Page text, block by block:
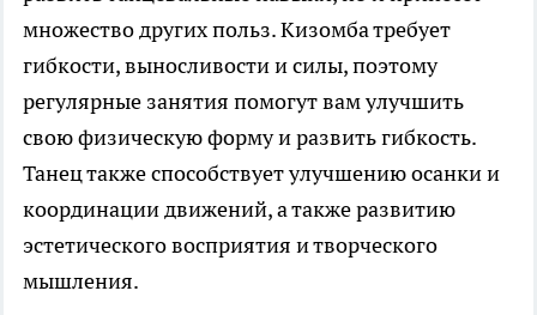
множество других польз. Кизомба требует
гибкости, выносливости и силы, поэтому
регулярные занятия помогут вам улучшить
свою физическую форму и развить гибкость.
Танец также способствует улучшению осанки и
координации движений, а также развитию
эстетического восприятия и творческого
мышления.